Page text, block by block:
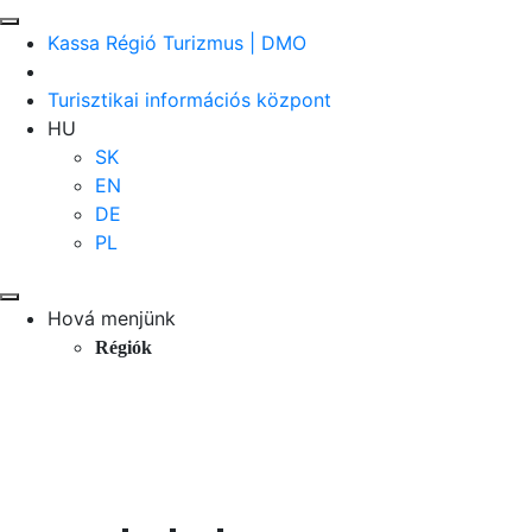
Kassa Régió Turizmus | DMO
Turisztikai információs központ
HU
SK
EN
DE
PL
Hová menjünk
Régiók